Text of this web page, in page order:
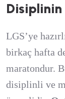
Disiplinin
LGS’ye
birkaç hafta
maratondur.
disiplinli ve